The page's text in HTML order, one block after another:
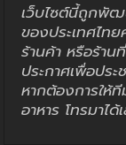
เว็บไซต์นี้ถูกพั
ของประเทศไท
ร้านค้า หรือร้าน
ประกาศเพื่อปร
หากต้องการให้
อาหาร โทรมาไ